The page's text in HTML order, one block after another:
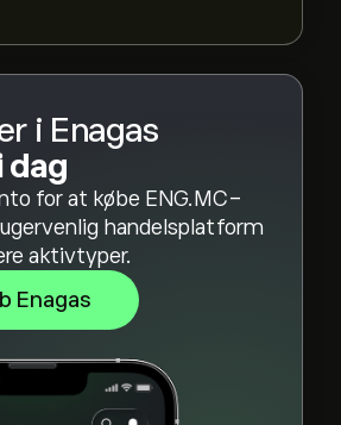
i Enagas
dag
for at købe ENG.MC-
handelsplatform
aktivtyper.
Enagas